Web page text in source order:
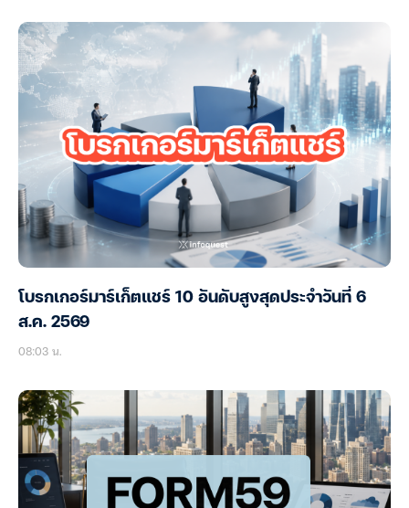
โบรกเกอร์มาร์เก็ตแชร์ 10 อันดับสูงสุดประจำวันที่ 6
ส.ค. 2569
08:03 น.